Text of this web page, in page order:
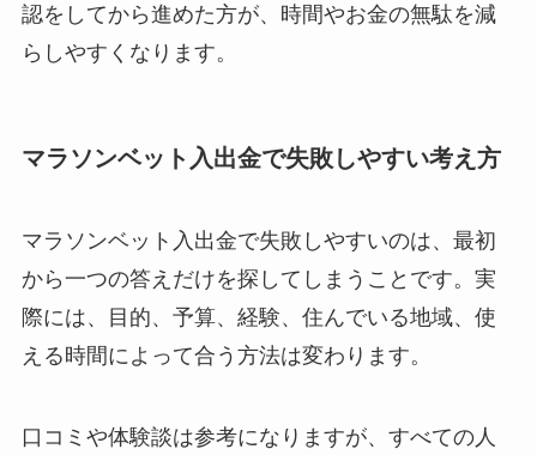
認をしてから進めた方が、時間やお金の無駄を減
らしやすくなります。
マラソンベット入出金で失敗しやすい考え方
マラソンベット入出金で失敗しやすいのは、最初
から一つの答えだけを探してしまうことです。実
際には、目的、予算、経験、住んでいる地域、使
える時間によって合う方法は変わります。
口コミや体験談は参考になりますが、すべての人